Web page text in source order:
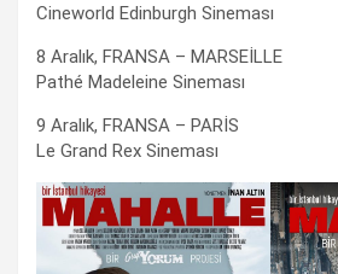
Cineworld Edinburgh Sineması
8 Aralık, FRANSA – MARSEİLLE
Pathé Madeleine Sineması
9 Aralık, FRANSA – PARİS
Le Grand Rex Sineması